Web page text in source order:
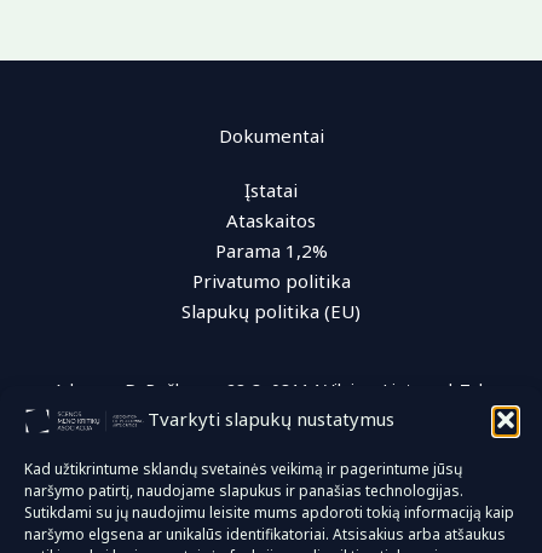
Tvarkyti slapukų nustatymus
Kad užtikrintume sklandų svetainės veikimą ir pagerintume jūsų
naršymo patirtį, naudojame slapukus ir panašias technologijas.
Sutikdami su jų naudojimu leisite mums apdoroti tokią informaciją kaip
naršymo elgsena ar unikalūs identifikatoriai. Atsisakius arba atšaukus
Dokumentai
Įstatai
Ataskaitos
Parama 1,2%
Privatumo politika
Slapukų politika (EU)
Adresas: D. Poškos g. 28-3, 08114 Vilnius, Lietuva | Tel.:
+370 (616) 96 622 | El. paštas: info@smka.lt
© 2026 Scenos meno kritikų asociacija